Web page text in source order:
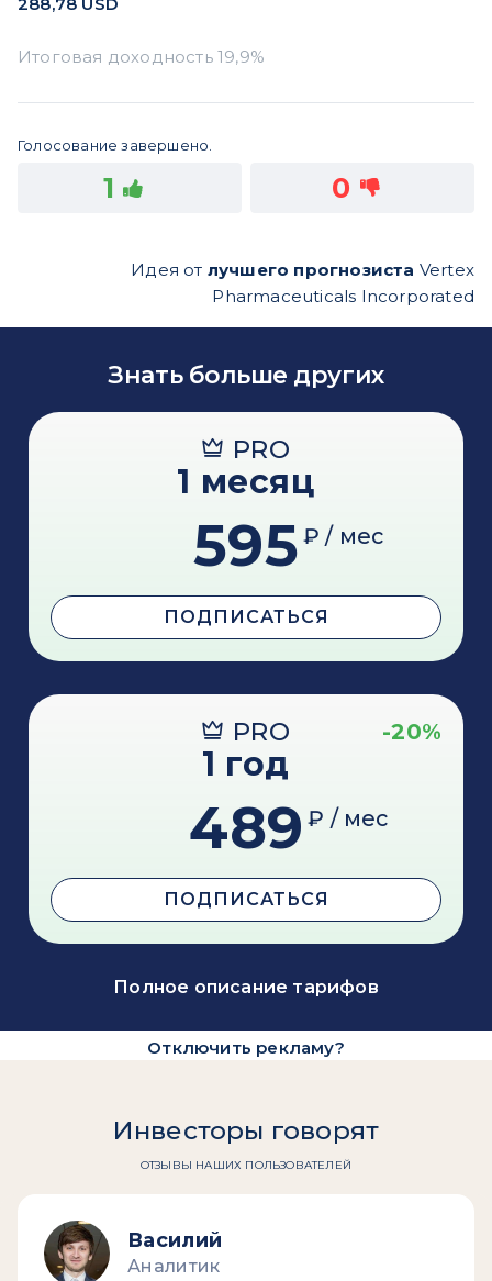
Голосование завершено.
1 0
Идея от лучшего прогнозиста Vertex
Pharmaceuticals Incorporated
Знать больше других
PRO
1 месяц
595 ₽ / мес
ПОДПИСАТЬСЯ
PRO -20%
1 год
489 ₽ / мес
ПОДПИСАТЬСЯ
Полное описание тарифов
Отключить рекламу?
Инвесторы говорят
ОТЗЫВЫ НАШИХ ПОЛЬЗОВАТЕЛЕЙ
Василий
Аналитик